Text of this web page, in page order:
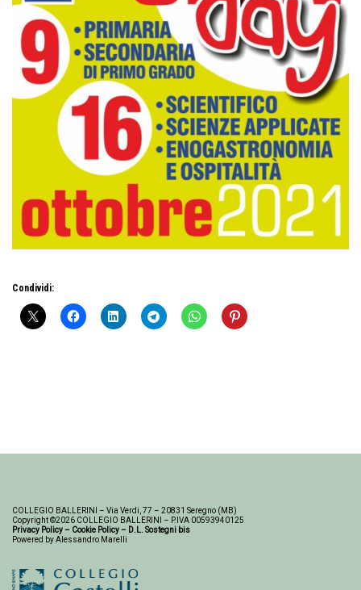
Condividi:
COLLEGIO BALLERINI – Via Verdi, 77 – 20831 Seregno (MB)
Copyright ©2026 COLLEGIO BALLERINI – P.IVA 00593940125
Privacy Policy– Cookie Policy– D.L. Sostegni bis
Powered by Alessandro Marelli